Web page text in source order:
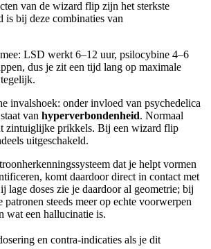
van de wizard flip zijn het sterkste
is bij deze combinaties van
LSD werkt 6–12 uur, psilocybine 4–6
dus je zit een tijd lang op maximale
invalshoek: onder invloed van psychedelica
van hyperverbondenheid. Normaal
zintuiglijke prikkels. Bij een wizard flip
uitgeschakeld.
dat je helpt vormen
komt daardoor direct in contact met
lage doses zie je daardoor al geometrie; bij
patronen steeds meer op echte voorwerpen
wat een hallucinatie is.
en contra-indicaties als je dit